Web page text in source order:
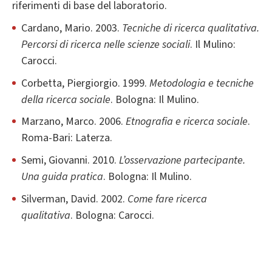
riferimenti di base del laboratorio.
Cardano, Mario. 2003. Tecniche di ricerca qualitativa.
Percorsi di ricerca nelle scienze sociali. Il Mulino:
Carocci.
Corbetta, Piergiorgio. 1999. Metodologia e tecniche
della ricerca sociale. Bologna: Il Mulino.
Marzano, Marco. 2006. Etnografia e ricerca sociale.
Roma-Bari: Laterza.
Semi, Giovanni. 2010. L’osservazione partecipante.
Una guida pratica. Bologna: Il Mulino.
Silverman, David. 2002. Come fare ricerca
qualitativa. Bologna: Carocci.